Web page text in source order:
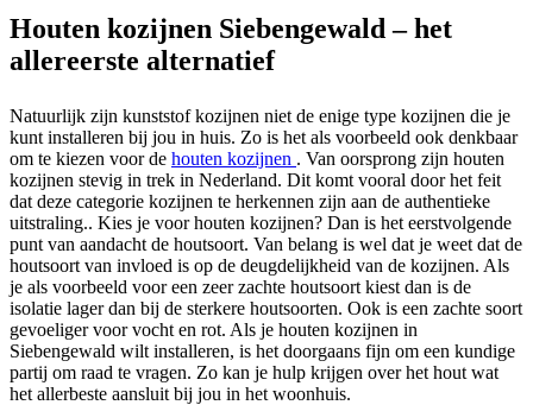
Houten kozijnen Siebengewald – het
allereerste alternatief
Natuurlijk zijn kunststof kozijnen niet de enige type kozijnen die je
kunt installeren bij jou in huis. Zo is het als voorbeeld ook denkbaar
om te kiezen voor de houten kozijnen . Van oorsprong zijn houten
kozijnen stevig in trek in Nederland. Dit komt vooral door het feit
dat deze categorie kozijnen te herkennen zijn aan de authentieke
uitstraling.. Kies je voor houten kozijnen? Dan is het eerstvolgende
punt van aandacht de houtsoort. Van belang is wel dat je weet dat de
houtsoort van invloed is op de deugdelijkheid van de kozijnen. Als
je als voorbeeld voor een zeer zachte houtsoort kiest dan is de
isolatie lager dan bij de sterkere houtsoorten. Ook is een zachte soort
gevoeliger voor vocht en rot. Als je houten kozijnen in
Siebengewald wilt installeren, is het doorgaans fijn om een kundige
partij om raad te vragen. Zo kan je hulp krijgen over het hout wat
het allerbeste aansluit bij jou in het woonhuis.